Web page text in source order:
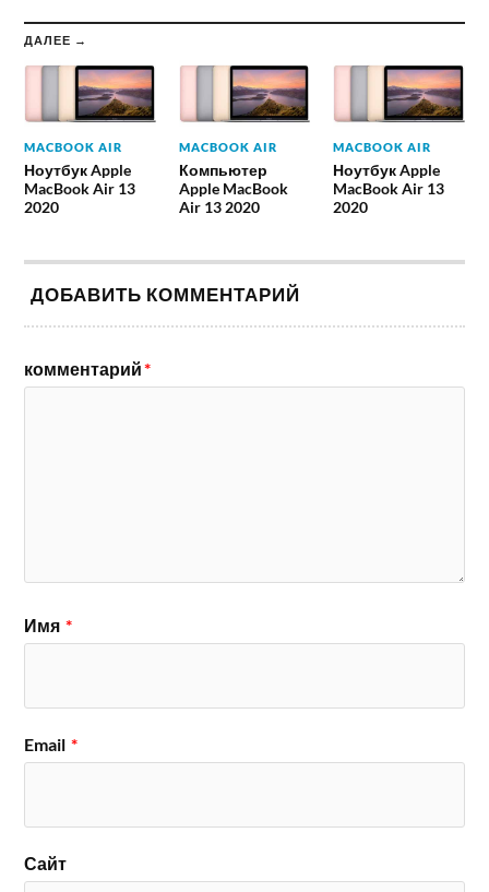
ДАЛЕЕ →
MACBOOK AIR
Ноутбук Apple
MacBook Air 13
2020
MACBOOK AIR
Компьютер
Apple MacBook
Air 13 2020
MACBOOK AIR
Ноутбук Apple
MacBook Air 13
2020
ДОБАВИТЬ КОММЕНТАРИЙ
комментарий*
Имя *
Email *
Сайт